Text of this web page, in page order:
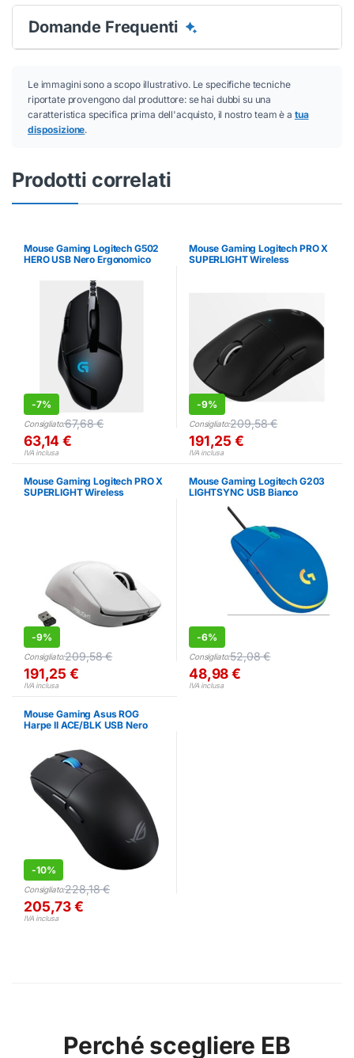
Domande Frequenti
Le immagini sono a scopo illustrativo. Le specifiche tecniche
riportate provengono dal produttore: se hai dubbi su una
caratteristica specifica prima dell'acquisto, il nostro team è a tua
disposizione.
Prodotti correlati
Mouse Gaming Logitech G502
HERO USB Nero Ergonomico
-7%
Consigliato:67,68€
63,14€
IVA inclusa
Mouse Gaming Logitech PRO X
SUPERLIGHT Wireless
-9%
Consigliato:209,58€
191,25€
IVA inclusa
Mouse Gaming Logitech PRO X
SUPERLIGHT Wireless
-9%
Consigliato:209,58€
191,25€
IVA inclusa
Mouse Gaming Logitech G203
LIGHTSYNC USB Bianco
-6%
Consigliato:52,08€
48,98€
IVA inclusa
Mouse Gaming Asus ROG
Harpe II ACE/BLK USB Nero
-10%
Consigliato:228,18€
205,73€
IVA inclusa
Perché scegliere EB